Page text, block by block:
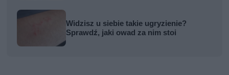
Widzisz u siebie takie ugryzienie?
Sprawdź, jaki owad za nim stoi